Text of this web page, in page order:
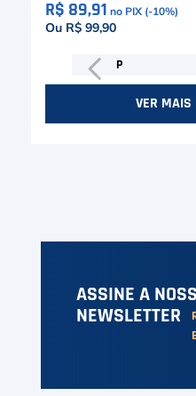
R$ 89,91 no PIX (-10%)
Ou R$ 99,90
P
VER MAIS
ASSINE A
NEWSLETTER